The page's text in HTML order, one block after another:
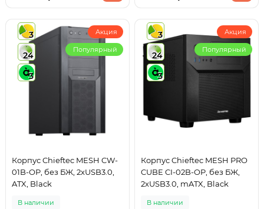
3
24
3
Акция
Популярный
Корпус Chieftec MESH CW-
01B-OP, без БЖ, 2xUSB3.0,
ATX, Black
В наличии
3
24
3
Акция
Популярный
Корпус Chieftec MESH PRO
CUBE CI-02B-OP, без БЖ,
2xUSB3.0, mATX, Black
В наличии